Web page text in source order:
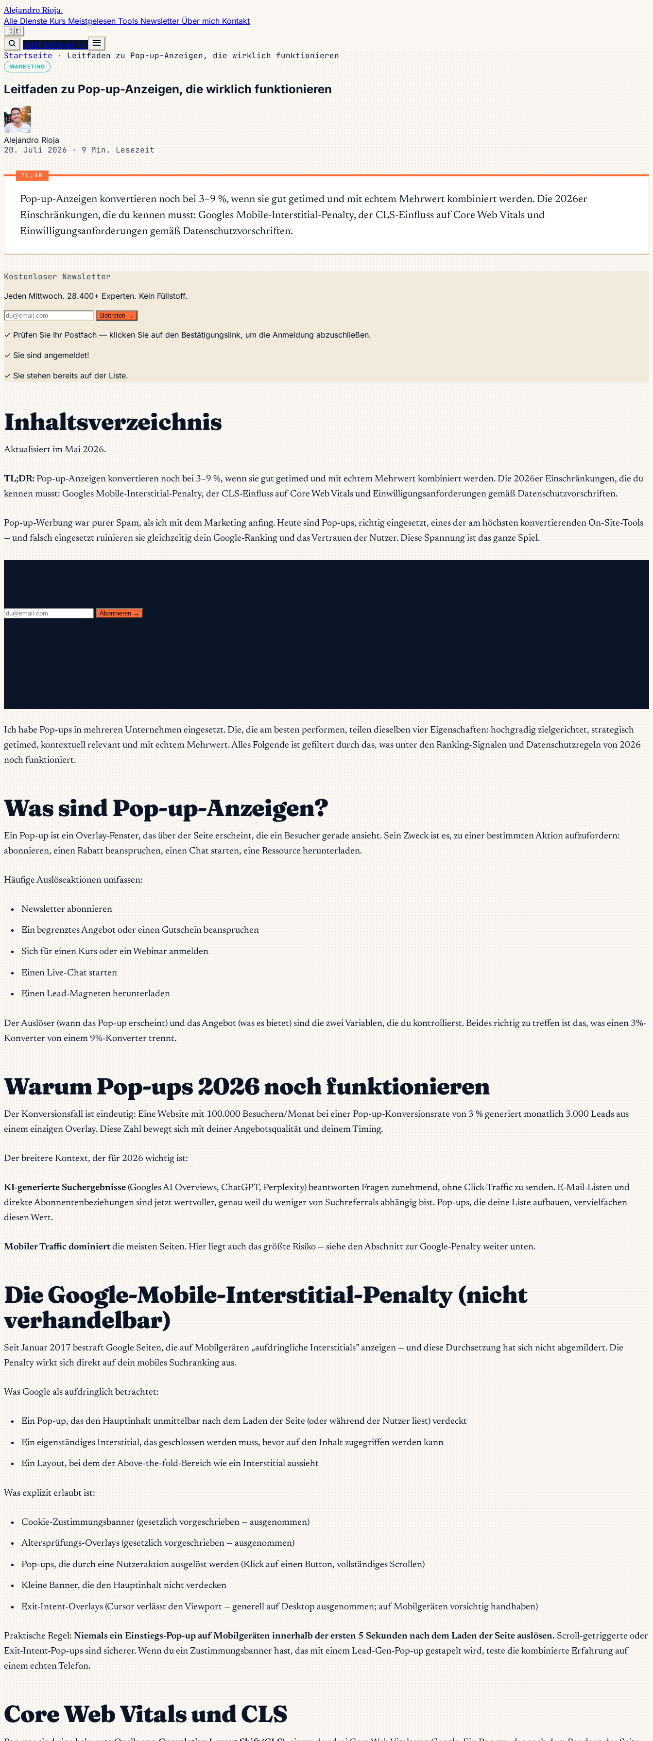
Alejandro Rioja.
Alle Dienste Kurs Meistgelesen Tools Newsletter Über mich Kontakt
🇩🇪
Jetzt anfragen →
Startseite · Leitfaden zu Pop-up-Anzeigen, die wirklich funktionieren
MARKETING
Leitfaden zu Pop-up-Anzeigen, die wirklich funktionieren
Alejandro Rioja
20. Juli 2026 · 9 Min. Lesezeit
TL;DR
Pop-up-Anzeigen konvertieren noch bei 3–9 %, wenn sie gut getimed und mit echtem Mehrwert kombiniert werden. Die 2026er
Einschränkungen, die du kennen musst: Googles Mobile-Interstitial-Penalty, der CLS-Einfluss auf Core Web Vitals und
Einwilligungsanforderungen gemäß Datenschutzvorschriften.
Kostenloser Newsletter
Jeden Mittwoch. 28.400+ Experten. Kein Füllstoff.
Beitreten →
✓ Prüfen Sie Ihr Postfach — klicken Sie auf den Bestätigungslink, um die Anmeldung abzuschließen.
✓ Sie sind angemeldet!
✓ Sie stehen bereits auf der Liste.
Inhaltsverzeichnis
Aktualisiert im Mai 2026.
TL;DR: Pop-up-Anzeigen konvertieren noch bei 3–9 %, wenn sie gut getimed und mit echtem Mehrwert kombiniert werden. Die 2026er Einschränkungen, die du
kennen musst: Googles Mobile-Interstitial-Penalty, der CLS-Einfluss auf Core Web Vitals und Einwilligungsanforderungen gemäß Datenschutzvorschriften.
Pop-up-Werbung war purer Spam, als ich mit dem Marketing anfing. Heute sind Pop-ups, richtig eingesetzt, eines der am höchsten konvertierenden On-Site-Tools
— und falsch eingesetzt ruinieren sie gleichzeitig dein Google-Ranking und das Vertrauen der Nutzer. Diese Spannung ist das ganze Spiel.
Abonnieren →
Ich habe Pop-ups in mehreren Unternehmen eingesetzt. Die, die am besten performen, teilen dieselben vier Eigenschaften: hochgradig zielgerichtet, strategisch
getimed, kontextuell relevant und mit echtem Mehrwert. Alles Folgende ist gefiltert durch das, was unter den Ranking-Signalen und Datenschutzregeln von 2026
noch funktioniert.
Was sind Pop-up-Anzeigen?
Ein Pop-up ist ein Overlay-Fenster, das über der Seite erscheint, die ein Besucher gerade ansieht. Sein Zweck ist es, zu einer bestimmten Aktion aufzufordern:
abonnieren, einen Rabatt beanspruchen, einen Chat starten, eine Ressource herunterladen.
Häufige Auslöseaktionen umfassen:
Newsletter abonnieren
Ein begrenztes Angebot oder einen Gutschein beanspruchen
Sich für einen Kurs oder ein Webinar anmelden
Einen Live-Chat starten
Einen Lead-Magneten herunterladen
Der Auslöser (wann das Pop-up erscheint) und das Angebot (was es bietet) sind die zwei Variablen, die du kontrollierst. Beides richtig zu treffen ist das, was einen 3%-
Konverter von einem 9%-Konverter trennt.
Warum Pop-ups 2026 noch funktionieren
Der Konversionsfall ist eindeutig: Eine Website mit 100.000 Besuchern/Monat bei einer Pop-up-Konversionsrate von 3 % generiert monatlich 3.000 Leads aus
einem einzigen Overlay. Diese Zahl bewegt sich mit deiner Angebotsqualität und deinem Timing.
Der breitere Kontext, der für 2026 wichtig ist:
KI-generierte Suchergebnisse (Googles AI Overviews, ChatGPT, Perplexity) beantworten Fragen zunehmend, ohne Click-Traffic zu senden. E-Mail-Listen und
direkte Abonnentenbeziehungen sind jetzt wertvoller, genau weil du weniger von Suchreferrals abhängig bist. Pop-ups, die deine Liste aufbauen, vervielfachen
diesen Wert.
Mobiler Traffic dominiertdie meisten Seiten. Hier liegt auch das größte Risiko — siehe den Abschnitt zur Google-Penalty weiter unten.
Die Google-Mobile-Interstitial-Penalty (nicht
verhandelbar)
Seit Januar 2017 bestraft Google Seiten, die auf Mobilgeräten „aufdringliche Interstitials” anzeigen — und diese Durchsetzung hat sich nicht abgemildert. Die
Penalty wirkt sich direkt auf dein mobiles Suchranking aus.
Was Google als aufdringlich betrachtet:
Ein Pop-up, das den Hauptinhalt unmittelbar nach dem Laden der Seite (oder während der Nutzer liest) verdeckt
Ein eigenständiges Interstitial, das geschlossen werden muss, bevor auf den Inhalt zugegriffen werden kann
Ein Layout, bei dem der Above-the-fold-Bereich wie ein Interstitial aussieht
Was explizit erlaubt ist:
Cookie-Zustimmungsbanner (gesetzlich vorgeschrieben — ausgenommen)
Altersprüfungs-Overlays (gesetzlich vorgeschrieben — ausgenommen)
Pop-ups, die durch eine Nutzeraktion ausgelöst werden (Klick auf einen Button, vollständiges Scrollen)
Kleine Banner, die den Hauptinhalt nicht verdecken
Exit-Intent-Overlays (Cursor verlässt den Viewport — generell auf Desktop ausgenommen; auf Mobilgeräten vorsichtig handhaben)
Praktische Regel: Niemals ein Einstiegs-Pop-up auf Mobilgeräten innerhalb der ersten 5 Sekunden nach dem Laden der Seite auslösen. Scroll-getriggerte oder
Exit-Intent-Pop-ups sind sicherer. Wenn du ein Zustimmungsbanner hast, das mit einem Lead-Gen-Pop-up gestapelt wird, teste die kombinierte Erfahrung auf
einem echten Telefon.
Core Web Vitals und CLS